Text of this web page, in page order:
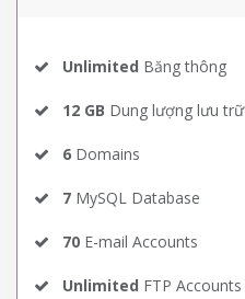
Unlimited Băng thông
12 GB Dung lượng lưu trữ
6 Domains
7 MySQL Database
70 E-mail Accounts
Unlimited FTP Accounts